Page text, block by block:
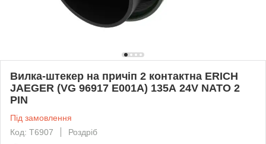
Вилка-штекер на причіп 2 контактна ERICH
JAEGER (VG 96917 E001A) 135А 24V NATO 2
PIN
Під замовлення
Код: T6907
Роздріб